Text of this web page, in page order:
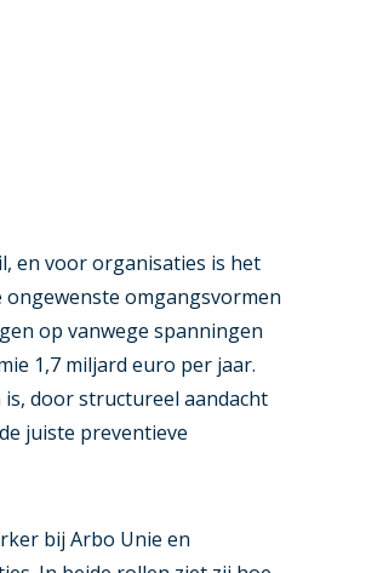
en voor organisaties is het
omgangsvormen
op vanwege spanningen
1,7 miljard euro per jaar.
door structureel aandacht
juiste preventieve
bij Arbo Unie en